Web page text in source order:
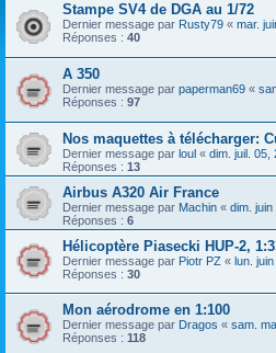
Stampe SV4 de DGA au 1/72
Dernier message par Rusty79 « mar.
Réponses : 40
A 350
Dernier message par paperman69 «
Réponses : 97
Nos maquettes à télécharger:
Dernier message par loul « dim. juil. 05,
Réponses : 13
Airbus A320 Air France
Dernier message par Machin « dim.
Réponses : 6
Hélicoptère Piasecki HUP-2,
Dernier message par Piotr PZ « lun.
Réponses : 30
Mon aérodrome en 1:100
Dernier message par Dragos « sam.
Réponses : 118